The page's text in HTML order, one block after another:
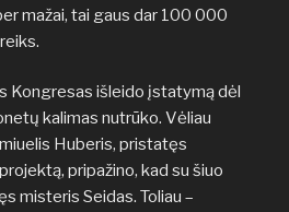
mažai, tai gaus dar 100 000
Kongresas išleido įstatymą dėl
kalimas nutrūko. Vėliau
Huberis, pristatęs
pripažino, kad su šiuo
misteris Seidas. Toliau –